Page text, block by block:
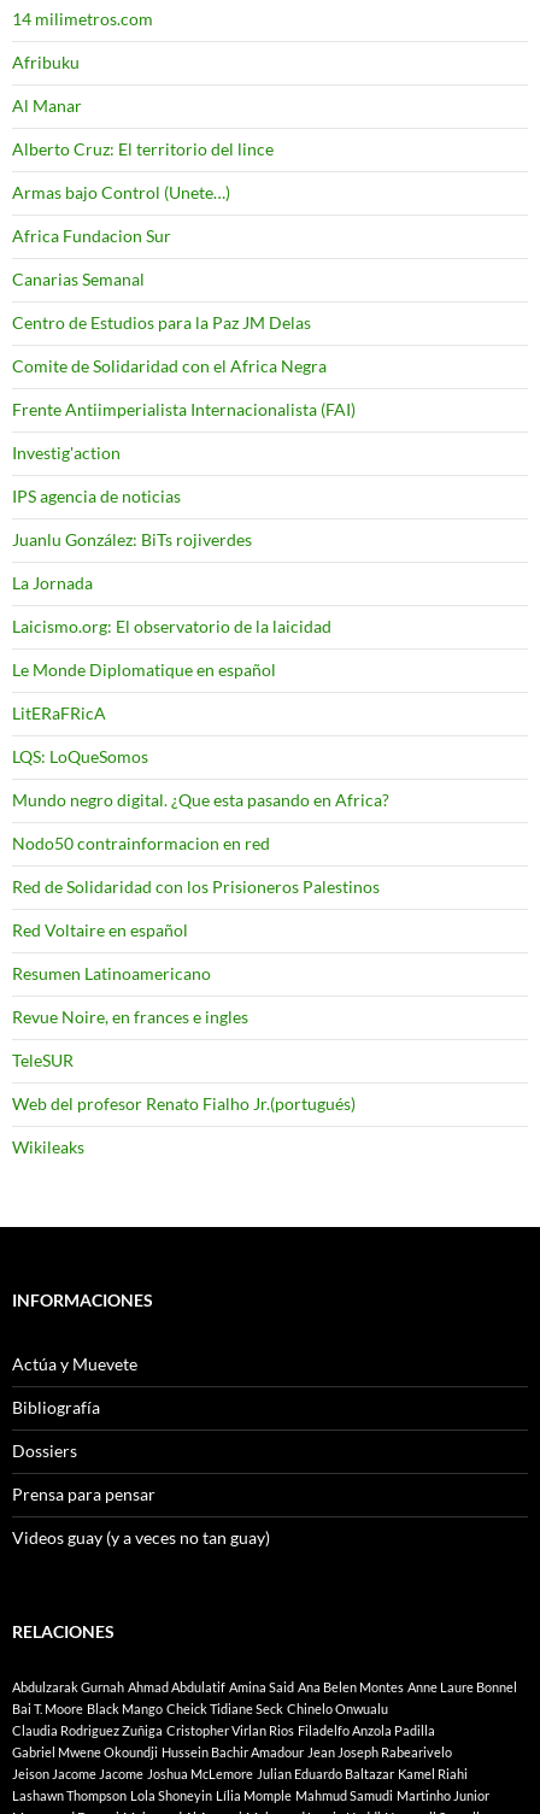
14 milimetros.com
Afribuku
Al Manar
Alberto Cruz: El territorio del lince
Armas bajo Control (Unete…)
Africa Fundacion Sur
Canarias Semanal
Centro de Estudios para la Paz JM Delas
Comite de Solidaridad con el Africa Negra
Frente Antiimperialista Internacionalista (FAI)
Investig'action
IPS agencia de noticias
Juanlu González: BiTs rojiverdes
La Jornada
Laicismo.org: El observatorio de la laicidad
Le Monde Diplomatique en español
LitERaFRicA
LQS: LoQueSomos
Mundo negro digital. ¿Que esta pasando en Africa?
Nodo50 contrainformacion en red
Red de Solidaridad con los Prisioneros Palestinos
Red Voltaire en español
Resumen Latinoamericano
Revue Noire, en frances e ingles
TeleSUR
Web del profesor Renato Fialho Jr.(portugués)
Wikileaks
INFORMACIONES
Actúa y Muevete
Bibliografía
Dossiers
Prensa para pensar
Videos guay (y a veces no tan guay)
RELACIONES
Abdulzarak Gurnah Ahmad Abdulatif Amina Said Ana Belen Montes Anne Laure Bonnel
Bai T. Moore Black Mango Cheick Tidiane Seck Chinelo Onwualu
Claudia Rodriguez Zuñiga Cristopher Virlan Rios Filadelfo Anzola Padilla
Gabriel Mwene Okoundji Hussein Bachir Amadour Jean Joseph Rabearivelo
Jeison Jacome Jacome Joshua McLemore Julian Eduardo Baltazar Kamel Riahi
Lashawn Thompson Lola Shoneyin Lília Momple Mahmud Samudi Martinho Junior